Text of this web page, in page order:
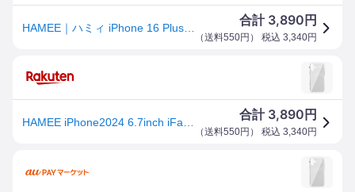
合計 3,890 円
（送料550円 ） 税込 3,340円
合計 3,890 円
（送料550円 ） 税込 3,340円